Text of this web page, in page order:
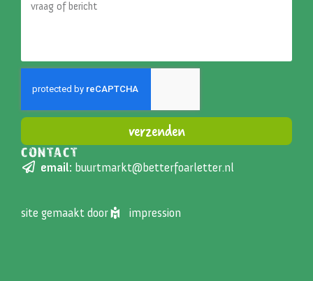
verzenden
Alternative:
CONTACT
email: buurtmarkt@betterfoarletter.nl
site gemaakt door impression